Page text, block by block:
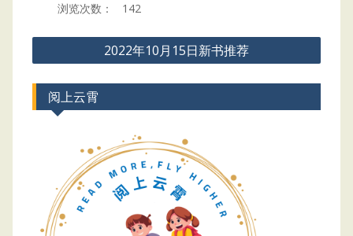
浏览次数： 142
Post
navigation
2022年10月15日新书推荐
阅上云霄